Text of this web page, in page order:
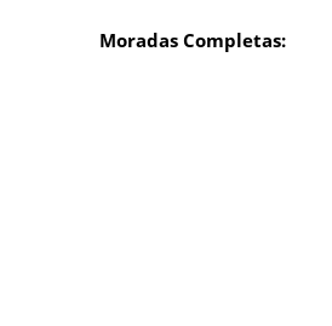
Moradas Completas: